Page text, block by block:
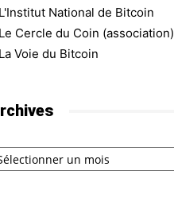
L'Institut National de Bitcoin
Le Cercle du Coin (association)
La Voie du Bitcoin